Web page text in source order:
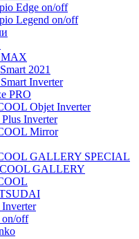
Edge on/off
Legend on/off
MAX
2021
Inverter
PRO
Objet Inverter
Inverter
Mirror
GALLERY SPECIAL
GALLERY
Inverter
on/off